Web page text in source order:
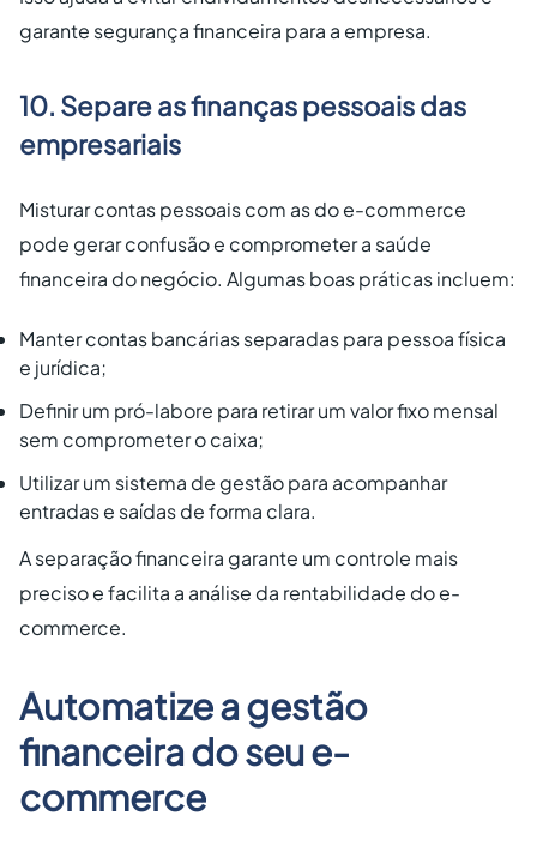
garante segurança financeira para a empresa.
10. Separe as finanças pessoais das
empresariais
Misturar contas pessoais com as do e-commerce
pode gerar confusão e comprometer a saúde
financeira do negócio. Algumas boas práticas incluem:
Manter contas bancárias separadas para pessoa física
e jurídica;
Definir um pró-labore para retirar um valor fixo mensal
sem comprometer o caixa;
Utilizar um sistema de gestão para acompanhar
entradas e saídas de forma clara.
A separação financeira garante um controle mais
preciso e facilita a análise da rentabilidade do e-
commerce.
Automatize a gestão
financeira do seu e-
commerce